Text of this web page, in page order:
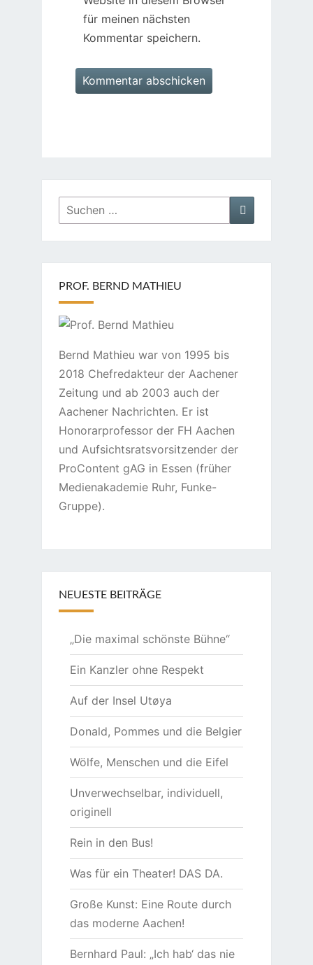
für meinen nächsten
Kommentar speichern.
Suchen
nach:
Suchen
PROF. BERND MATHIEU
Bernd Mathieu war von 1995 bis
2018 Chefredakteur der Aachener
Zeitung und ab 2003 auch der
Aachener Nachrichten. Er ist
Honorarprofessor der FH Aachen
und Aufsichtsratsvorsitzender der
ProContent gAG in Essen (früher
Medienakademie Ruhr, Funke-
Gruppe).
NEUESTE BEITRÄGE
„Die maximal schönste Bühne“
Ein Kanzler ohne Respekt
Auf der Insel Utøya
Donald, Pommes und die Belgier
Wölfe, Menschen und die Eifel
Unverwechselbar, individuell,
originell
Rein in den Bus!
Was für ein Theater! DAS DA.
Große Kunst: Eine Route durch
das moderne Aachen!
Bernhard Paul: „Ich hab‘ das nie